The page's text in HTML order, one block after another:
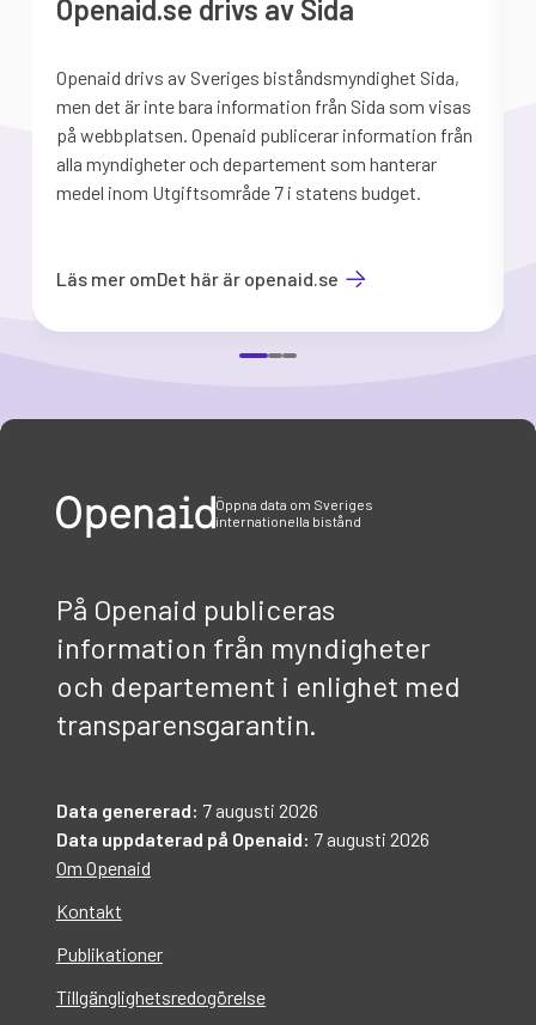
Openaid.se drivs av Sida
Openaid drivs av Sveriges biståndsmyndighet Sida,
men det är inte bara information från Sida som visas
på webbplatsen. Openaid publicerar information från
alla myndigheter och departement som hanterar
medel inom Utgiftsområde 7 i statens budget.
Läs mer omDet här är openaid.se
Öppna data om Sveriges
internationella bistånd
På Openaid publiceras
information från myndigheter
och departement i enlighet med
transparensgarantin.
Data genererad: 7 augusti 2026
Data uppdaterad på Openaid: 7 augusti 2026
Om Openaid
Kontakt
Publikationer
Tillgänglighetsredogörelse